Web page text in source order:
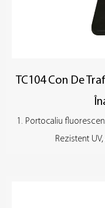
TC104 Con De
1. Portocaliu
Rezistent